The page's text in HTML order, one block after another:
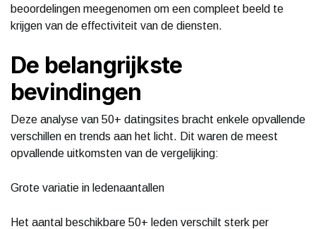
beoordelingen meegenomen om een compleet beeld te
krijgen van de effectiviteit van de diensten.
De belangrijkste
bevindingen
Deze analyse van 50+ datingsites bracht enkele opvallende
verschillen en trends aan het licht. Dit waren de meest
opvallende uitkomsten van de vergelijking:
Grote variatie in ledenaantallen
Het aantal beschikbare 50+ leden verschilt sterk per